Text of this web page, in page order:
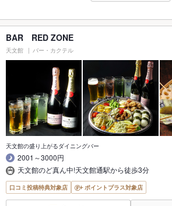
BAR RED ZONE
天文館 バー・カクテル
天文館の盛り上がるダイニングバー
2001～3000円
天文館のど真ん中!天文館通駅から徒歩3分
口コミ投稿特典対象店 ポイントプラス対象店